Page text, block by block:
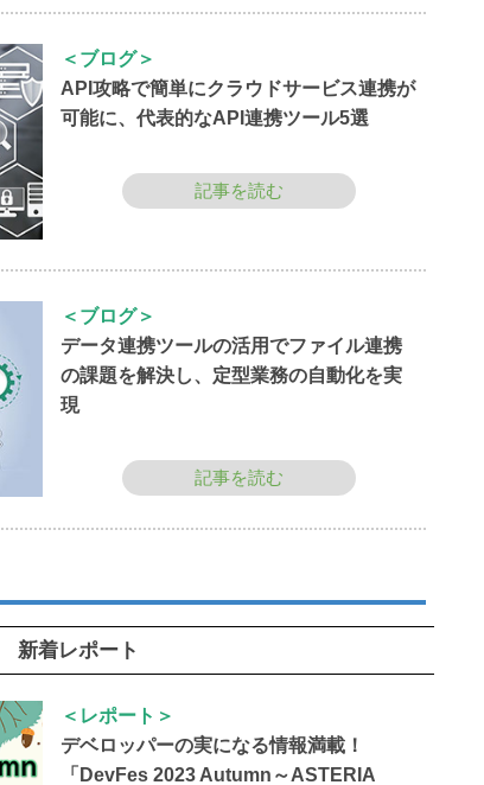
＜ブログ＞
API攻略で簡単にクラウドサービス連携が
可能に、代表的なAPI連携ツール5選
記事を読む
＜ブログ＞
データ連携ツールの活用でファイル連携
の課題を解決し、定型業務の自動化を実
現
記事を読む
新着レポート
＜レポート＞
デベロッパーの実になる情報満載！
「DevFes 2023 Autumn～ASTERIA